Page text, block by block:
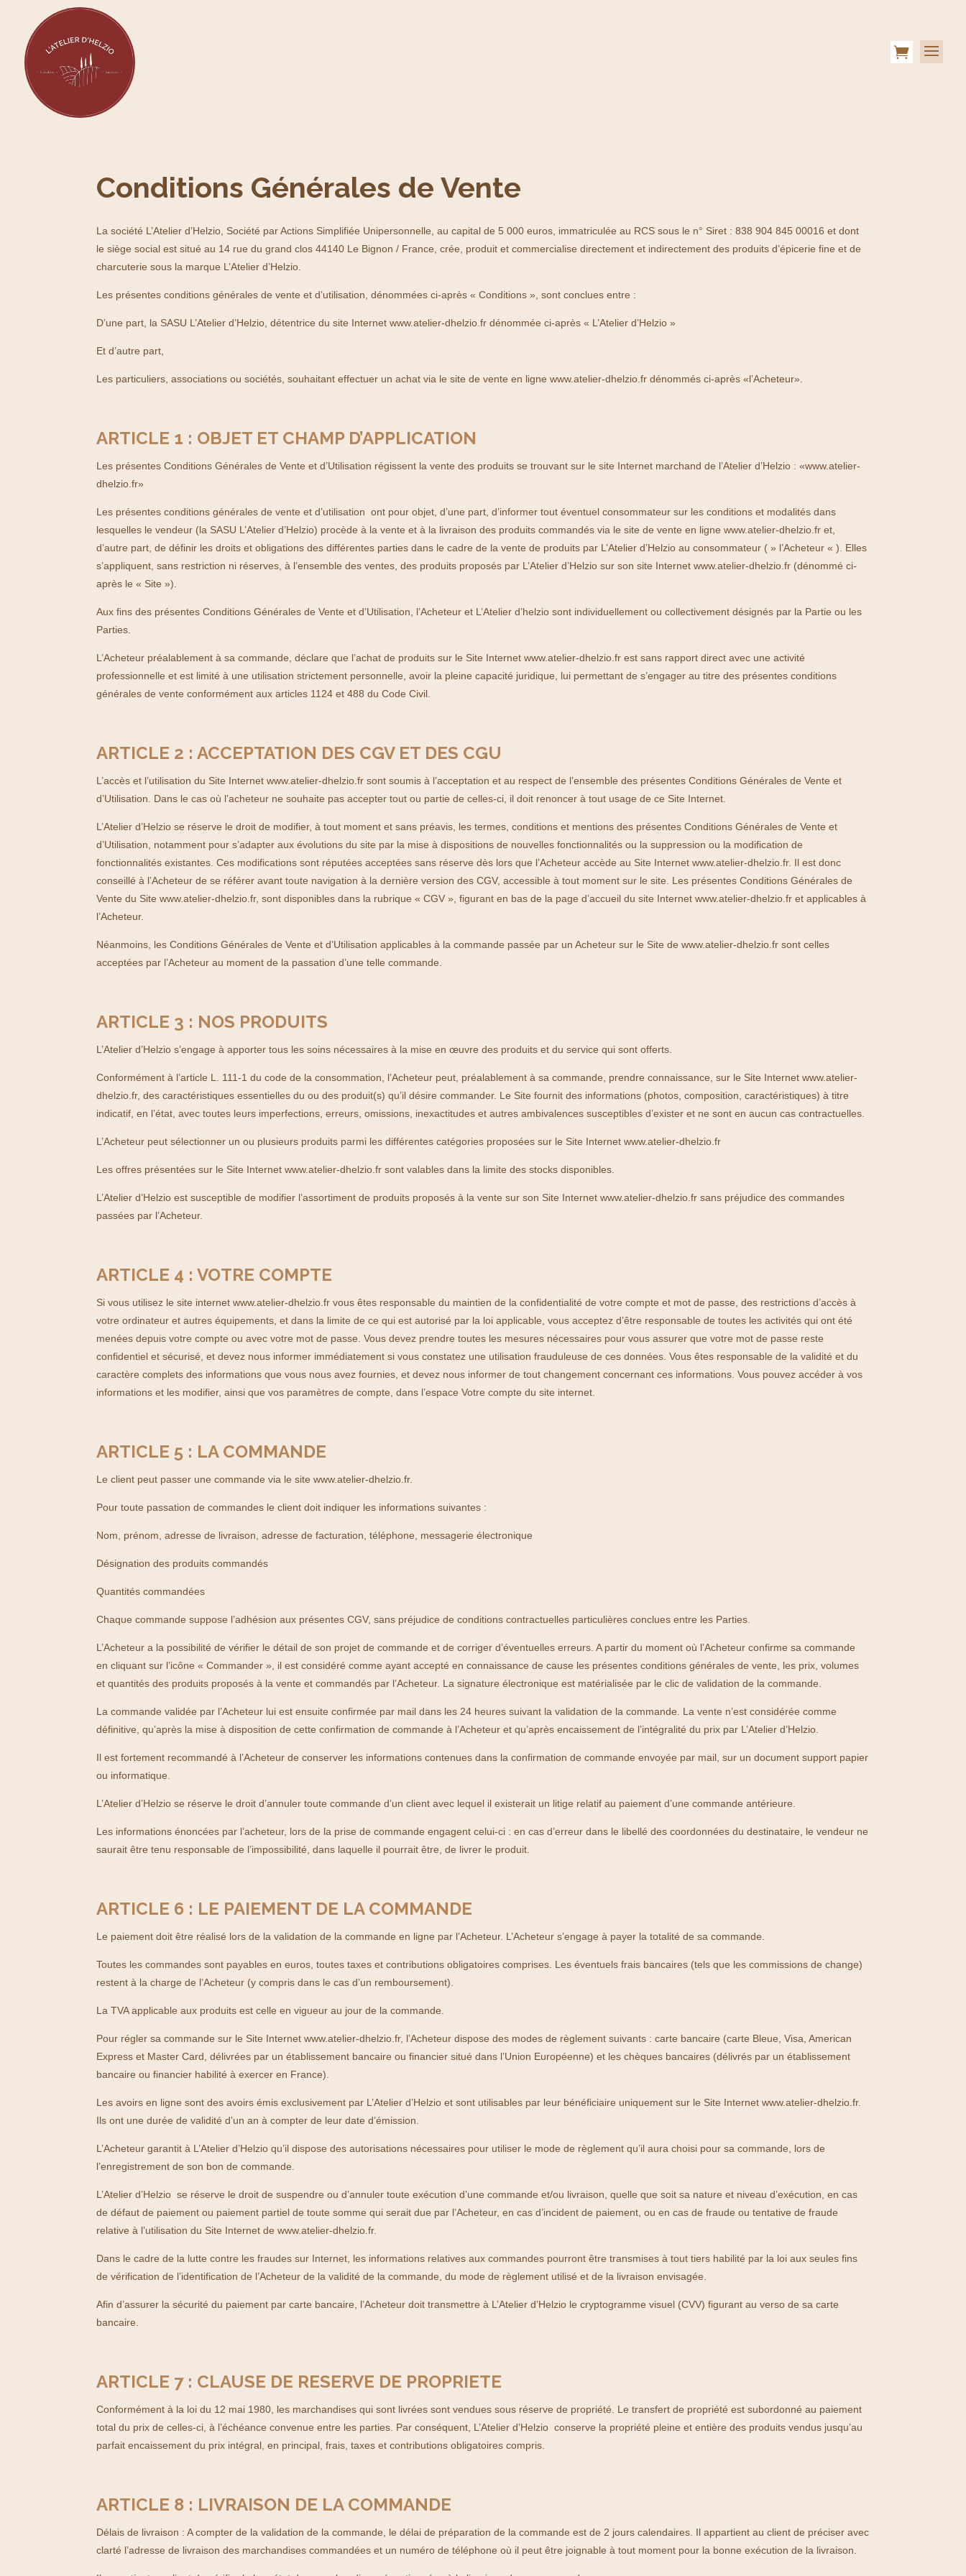

Conditions Générales de Vente
La société L’Atelier d’Helzio, Société par Actions Simplifiée Unipersonnelle, au capital de 5 000 euros, immatriculée au RCS sous le n° Siret : 838 904 845 00016 et dont
le siège social est situé au 14 rue du grand clos 44140 Le Bignon / France, crée, produit et commercialise directement et indirectement des produits d’épicerie fine et de
charcuterie sous la marque L’Atelier d’Helzio.
Les présentes conditions générales de vente et d’utilisation, dénommées ci-après « Conditions », sont conclues entre :
D’une part, la SASU L’Atelier d’Helzio, détentrice du site Internetwww.atelier-dhelzio.fr dénommée ci-après « L’Atelier d’Helzio »
Et d’autre part,
Les particuliers, associations ou sociétés, souhaitant effectuer un achat via le site de vente en ligne www.atelier-dhelzio.fr dénommés ci-après «l’Acheteur».
ARTICLE 1 : OBJET ET CHAMP D’APPLICATION
Les présentes Conditions Générales de Vente et d’Utilisation régissent la vente des produits se trouvant sur le site Internet marchand de l’Atelier d’Helzio : «www.atelier-
dhelzio.fr»
Les présentes conditions générales de vente et d’utilisation ont pour objet, d’une part, d’informer tout éventuel consommateur sur les conditions et modalités dans
lesquelles le vendeur (la SASU L’Atelier d’Helzio) procède à la vente et à la livraison des produits commandés via le site de vente en ligne www.atelier-dhelzio.fr et,
d’autre part, de définir les droits et obligations des différentes parties dans le cadre de la vente de produits par L’Atelier d’Helzio au consommateur ( » l’Acheteur « ). Elles
s’appliquent, sans restriction ni réserves, à l’ensemble des ventes, des produits proposés par L’Atelier d’Helzio sur son site Internet www.atelier-dhelzio.fr (dénommé ci-
après le « Site »).
Aux fins des présentes Conditions Générales de Vente et d’Utilisation, l’Acheteur et L’Atelier d’helzio sont individuellement ou collectivement désignés par la Partie ou les
Parties.
L’Acheteur préalablement à sa commande, déclare que l’achat de produits sur le Site Internet www.atelier-dhelzio.fr est sans rapport direct avec une activité
professionnelle et est limité à une utilisation strictement personnelle, avoir la pleine capacité juridique, lui permettant de s’engager au titre des présentes conditions
générales de vente conformément aux articles 1124 et 488 du Code Civil.
ARTICLE 2 : ACCEPTATION DES CGV ET DES CGU
L’accès et l’utilisation du Site Internet www.atelier-dhelzio.fr sont soumis à l’acceptation et au respect de l’ensemble des présentes Conditions Générales de Vente et
d’Utilisation. Dans le cas où l’acheteur ne souhaite pas accepter tout ou partie de celles-ci, il doit renoncer à tout usage de ce Site Internet.
L’Atelier d’Helzio se réserve le droit de modifier, à tout moment et sans préavis, les termes, conditions et mentions des présentes Conditions Générales de Vente et
d’Utilisation, notamment pour s’adapter aux évolutions du site par la mise à dispositions de nouvelles fonctionnalités ou la suppression ou la modification de
fonctionnalités existantes. Ces modifications sont réputées acceptées sans réserve dès lors que l’Acheteur accède au Site Internetwww.atelier-dhelzio.fr. Il est donc
conseillé à l’Acheteur de se référer avant toute navigation à la dernière version des CGV, accessible à tout moment sur le site. Les présentes Conditions Générales de
Vente du Site www.atelier-dhelzio.fr, sont disponibles dans la rubrique « CGV », figurant en bas de la page d’accueil du site Internet www.atelier-dhelzio.fr et applicables à
l’Acheteur.
Néanmoins, les Conditions Générales de Vente et d’Utilisation applicables à la commande passée par un Acheteur sur le Site de www.atelier-dhelzio.fr sont celles
acceptées par l’Acheteur au moment de la passation d’une telle commande.
ARTICLE 3 : NOS PRODUITS
L’Atelier d’Helzio s’engage à apporter tous les soins nécessaires à la mise en œuvre des produits et du service qui sont offerts.
Conformément à l’article L. 111-1 du code de la consommation, l’Acheteur peut, préalablement à sa commande, prendre connaissance, sur le Site Internet www.atelier-
dhelzio.fr, des caractéristiques essentielles du ou des produit(s) qu’il désire commander. Le Site fournit des informations (photos, composition, caractéristiques) à titre
indicatif, en l’état, avec toutes leurs imperfections, erreurs, omissions, inexactitudes et autres ambivalences susceptibles d’exister et ne sont en aucun cas contractuelles.
L’Acheteur peut sélectionner un ou plusieurs produits parmi les différentes catégories proposées sur le Site Internet www.atelier-dhelzio.fr
Les offres présentées sur le Site Internet www.atelier-dhelzio.fr sont valables dans la limite des stocks disponibles.
L’Atelier d’Helzio est susceptible de modifier l’assortiment de produits proposés à la vente sur son Site Internet www.atelier-dhelzio.fr sans préjudice des commandes
passées par l’Acheteur.
ARTICLE 4 : VOTRE COMPTE
Si vous utilisez le site internet www.atelier-dhelzio.fr vous êtes responsable du maintien de la confidentialité de votre compte et mot de passe, des restrictions d’accès à
votre ordinateur et autres équipements, et dans la limite de ce qui est autorisé par la loi applicable, vous acceptez d’être responsable de toutes les activités qui ont été
menées depuis votre compte ou avec votre mot de passe. Vous devez prendre toutes les mesures nécessaires pour vous assurer que votre mot de passe reste
confidentiel et sécurisé, et devez nous informer immédiatement si vous constatez une utilisation frauduleuse de ces données. Vous êtes responsable de la validité et du
caractère complets des informations que vous nous avez fournies, et devez nous informer de tout changement concernant ces informations. Vous pouvez accéder à vos
informations et les modifier, ainsi que vos paramètres de compte, dans l’espaceVotre compte du site internet.
ARTICLE 5 : LA COMMANDE
Le client peut passer une commande via le sitewww.atelier-dhelzio.fr.
Pour toute passation de commandes le client doit indiquer les informations suivantes :
Nom, prénom, adresse de livraison, adresse de facturation, téléphone, messagerie électronique
Désignation des produits commandés
Quantités commandées
Chaque commande suppose l’adhésion aux présentes CGV, sans préjudice de conditions contractuelles particulières conclues entre les Parties.
L’Acheteur a la possibilité de vérifier le détail de son projet de commande et de corriger d’éventuelles erreurs. A partir du moment où l’Acheteur confirme sa commande
en cliquant sur l’icône « Commander », il est considéré comme ayant accepté en connaissance de cause les présentes conditions générales de vente, les prix, volumes
et quantités des produits proposés à la vente et commandés par l’Acheteur. La signature électronique est matérialisée par le clic de validation de la commande.
La commande validée par l’Acheteur lui est ensuite confirmée par mail dans les 24 heures suivant la validation de la commande. La vente n’est considérée comme
définitive, qu’après la mise à disposition de cette confirmation de commande à l’Acheteur et qu’après encaissement de l’intégralité du prix par L’Atelier d’Helzio.
Il est fortement recommandé à l’Acheteur de conserver les informations contenues dans la confirmation de commande envoyée par mail, sur un document support papier
ou informatique.
L’Atelier d’Helzio se réserve le droit d’annuler toute commande d’un client avec lequel il existerait un litige relatif au paiement d’une commande antérieure.
Les informations énoncées par l’acheteur, lors de la prise de commande engagent celui-ci : en cas d’erreur dans le libellé des coordonnées du destinataire, le vendeur ne
saurait être tenu responsable de l’impossibilité, dans laquelle il pourrait être, de livrer le produit.
ARTICLE 6 : LE PAIEMENT DE LA COMMANDE
Le paiement doit être réalisé lors de la validation de la commande en ligne par l’Acheteur. L’Acheteur s’engage à payer la totalité de sa commande.
Toutes les commandes sont payables en euros, toutes taxes et contributions obligatoires comprises. Les éventuels frais bancaires (tels que les commissions de change)
restent à la charge de l’Acheteur (y compris dans le cas d’un remboursement).
La TVA applicable aux produits est celle en vigueur au jour de la commande.
Pour régler sa commande sur le Site Internet www.atelier-dhelzio.fr, l’Acheteur dispose des modes de règlement suivants : carte bancaire (carte Bleue, Visa, American
Express et Master Card, délivrées par un établissement bancaire ou financier situé dans l’Union Européenne) et les chèques bancaires (délivrés par un établissement
bancaire ou financier habilité à exercer en France).
Les avoirs en ligne sont des avoirs émis exclusivement par L’Atelier d’Helzio et sont utilisables par leur bénéficiaire uniquement sur le Site Internet www.atelier-dhelzio.fr.
Ils ont une durée de validité d’un an à compter de leur date d’émission.
L’Acheteur garantit à L’Atelier d’Helzio qu’il dispose des autorisations nécessaires pour utiliser le mode de règlement qu’il aura choisi pour sa commande, lors de
l’enregistrement de son bon de commande.
L’Atelier d’Helzio se réserve le droit de suspendre ou d’annuler toute exécution d’une commande et/ou livraison, quelle que soit sa nature et niveau d’exécution, en cas
de défaut de paiement ou paiement partiel de toute somme qui serait due par l’Acheteur, en cas d’incident de paiement, ou en cas de fraude ou tentative de fraude
relative à l’utilisation du Site Internet de www.atelier-dhelzio.fr.
Dans le cadre de la lutte contre les fraudes sur Internet, les informations relatives aux commandes pourront être transmises à tout tiers habilité par la loi aux seules fins
de vérification de l’identification de l’Acheteur de la validité de la commande, du mode de règlement utilisé et de la livraison envisagée.
Afin d’assurer la sécurité du paiement par carte bancaire, l’Acheteur doit transmettre à L’Atelier d’Helzio le cryptogramme visuel (CVV) figurant au verso de sa carte
bancaire.
ARTICLE 7 : CLAUSE DE RESERVE DE PROPRIETE
Conformément à la loi du 12 mai 1980, les marchandises qui sont livrées sont vendues sous réserve de propriété. Le transfert de propriété est subordonné au paiement
total du prix de celles-ci, à l’échéance convenue entre les parties. Par conséquent, L’Atelier d’Helzio conserve la propriété pleine et entière des produits vendus jusqu’au
parfait encaissement du prix intégral, en principal, frais, taxes et contributions obligatoires compris.
ARTICLE 8 : LIVRAISON DE LA COMMANDE
Délais de livraison : A compter de la validation de la commande, le délai de préparation de la commande est de 2 jours calendaires. Il appartient au client de préciser avec
clarté l’adresse de livraison des marchandises commandées et un numéro de téléphone où il peut être joignable à tout moment pour la bonne exécution de la livraison.